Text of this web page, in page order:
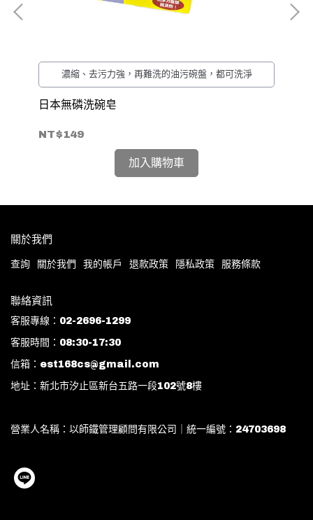
濃縮、去污力強，再難洗的油污碗盤，都可洗淨
日本無磷洗碗皂
NT$149
加入購物車
關於我們
查詢 關於我們 我的帳戶 退款政策 隱私政策 服務條款
聯絡資訊
客服專線：02-2696-1299
客服時間：08:30-17:30
信箱：est168cs@gmail.com
地址：新北市汐止區新台五路一段102號8樓
營業人名稱：以師鐵管理顧問有限公司｜統一編號：24703698